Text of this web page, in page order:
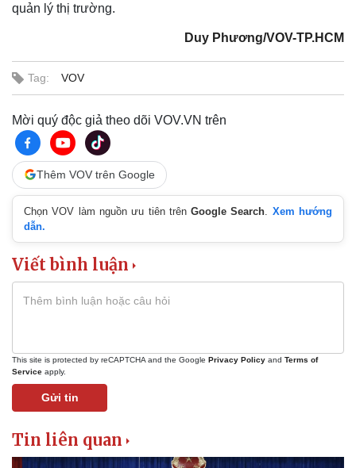
quản lý thị trường.
Duy Phương/VOV-TP.HCM
Tag: VOV
Mời quý độc giả theo dõi VOV.VN trên
Thêm VOV trên Google
Chọn VOV làm nguồn ưu tiên trênGoogle Search
Xem hướng
dẫn.
Viết bình luận
This site is protected by reCAPTCHA and the Google Privacy Policy and Terms of
Service apply.
Gửi tin
Tin liên quan